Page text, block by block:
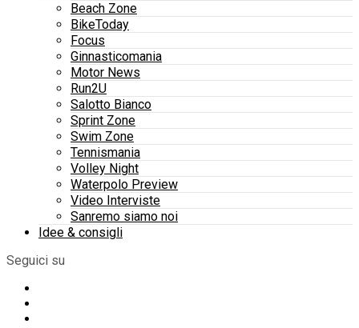
Beach Zone
BikeToday
Focus
Ginnasticomania
Motor News
Run2U
Salotto Bianco
Sprint Zone
Swim Zone
Tennismania
Volley Night
Waterpolo Preview
Video Interviste
Sanremo siamo noi
Idee & consigli
Seguici su